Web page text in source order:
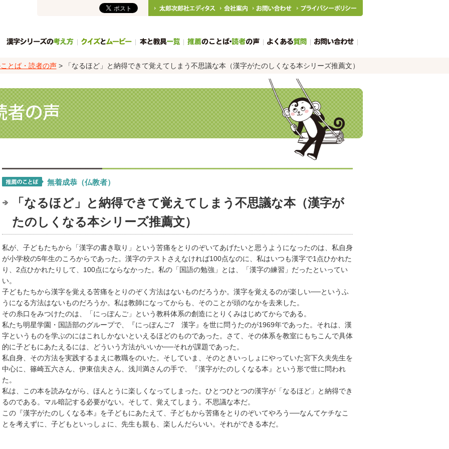
サ
ト
ゲ
ー
シ
ョ
ン
とば・読者の声> 「なるほど」と納得できて覚えてしまう不思議な本（漢字がたのしくなる本シリーズ推薦文）
無着成恭（仏教者）
「なるほど」と納得できて覚えてしまう不思議な本（漢字が
たのしくなる本シリーズ推薦文）
私が、子どもたちから「漢字の書き取り」という苦痛をとりのぞいてあげたいと思うようになったのは、私自身
が小学校の5年生のころからであった。漢字のテストさえなければ100点なのに、私はいつも漢字で1点ひかれた
り、2点ひかれたりして、100点にならなかった。私の「国語の勉強」とは、「漢字の練習」だったといってい
い。
子どもたちから漢字を覚える苦痛をとりのぞく方法はないものだろうか。漢字を覚えるのが楽しい──というふ
うになる方法はないものだろうか。私は教師になってからも、そのことが頭のなかを去来した。
その糸口をみつけたのは、「にっぽんご」という教科体系の創造にとりくみはじめてからである。
私たち明星学園・国語部のグループで、『にっぽんご7 漢字』を世に問うたのが1969年であった。それは、漢
字というものを学ぶのにはこれしかないといえるほどのものであった。さて、その体系を教室にもちこんで具体
的に子どもにあたえるには、どういう方法がいいか──それが課題であった。
私自身、その方法を実践するまえに教職をのいた。そしていま、そのときいっしょにやっていた宮下久夫先生を
中心に、篠崎五六さん、伊東信夫さん、浅川満さんの手で、『漢字がたのしくなる本』という形で世に問われ
た。
私は、この本を読みながら、ほんとうに楽しくなってしまった。ひとつひとつの漢字が「なるほど」と納得でき
るのである。マル暗記する必要がない。そして、覚えてしまう。不思議な本だ。
この『漢字がたのしくなる本』を子どもにあたえて、子どもから苦痛をとりのぞいてやろう──なんてケチなこ
とを考えずに、子どもといっしょに、先生も親も、楽しんだらいい。それができる本だ。